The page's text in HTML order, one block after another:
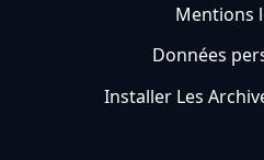
Mentions
Données
Installer Les